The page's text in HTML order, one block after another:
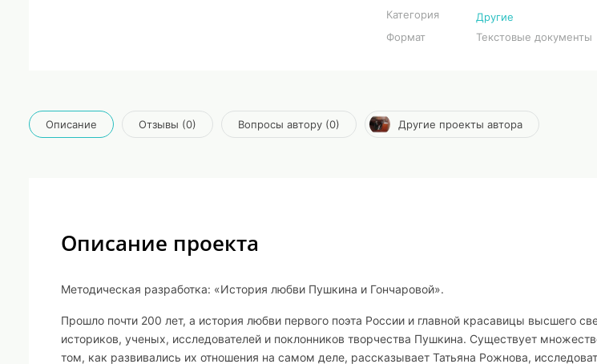
Категория
Другие
Формат
Текстовые документы
Описание Отзывы (0) Вопросы автору (0) Другие проекты автора
Описание проекта
Методическая разработка: «История любви Пушкина и Гончаровой».
Прошло почти 200 лет, а история любви первого поэта России и главной красавицы высшего
историков, ученых, исследователей и поклонников творчества Пушкина. Существует
том, как развивались их отношения на самом деле, рассказывает Татьяна Рожнова,